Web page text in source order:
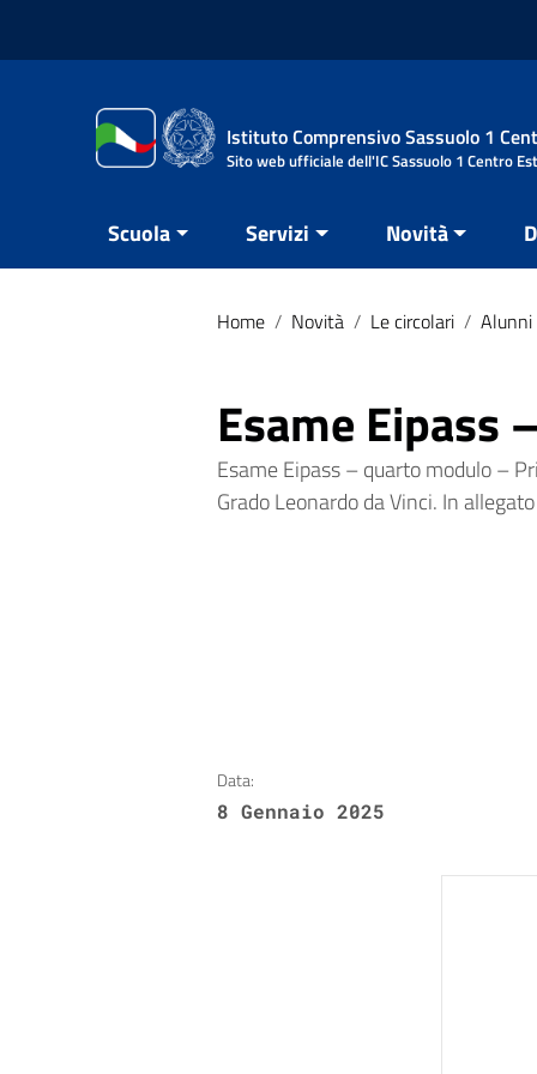
Istituto Comprensivo Sassuolo 1
Sito web ufficiale dell'IC Sassuolo 1 Centro Est
Scuola Servizi Novità
Home / Novità / Le circolari / Alunni
Esame Eipass
Esame Eipass – quarto modulo –
Grado Leonardo da Vinci. In
Data:
8 Gennaio 2025